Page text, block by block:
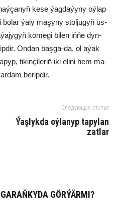
ke­se ýag­da­ýy­ny oý­lap
bo­lar ýa­ly ma­şy­ny stol­ju­gyň üs­
kö­me­gi bi­len iň­ňe dyn­
On­dan baş­ga-da, ol aýak
ti­kin­çi­le­riň iki eli­ni hem ma­
be­rip­dir.
Следующая статья
Ýa­şlyk­da oý­la­nyp ta­py­lan
zat­lar
GÖR­ÝÄR­MI?